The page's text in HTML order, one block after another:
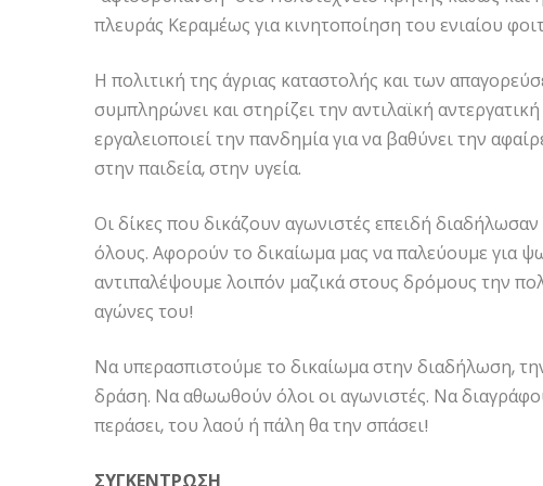
πλευράς Κεραμέως για κινητοποίηση του ενιαίου
Η πολιτική της άγριας καταστολής και των
συμπληρώνει και στηρίζει την αντιλαϊκή
εργαλειοποιεί την πανδημία για να βαθύνει την
στην παιδεία, στην υγεία.
Οι δίκες που δικάζουν αγωνιστές επειδή
όλους. Αφορούν το δικαίωμα μας να παλεύουμε για
αντιπαλέψουμε λοιπόν μαζικά στους δρόμους την
αγώνες του!
Να υπερασπιστούμε το δικαίωμα στην διαδήλωση,
δράση. Να αθωωθούν όλοι οι αγωνιστές. Να
περάσει, του λαού ή πάλη θα την σπάσει!